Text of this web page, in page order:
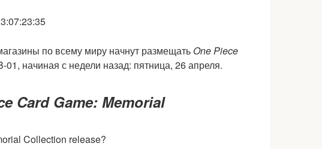
по всему миру начнут размещать One Piece
начиная с недели назад: пятница, 26 апреля.
Card Game: Memorial